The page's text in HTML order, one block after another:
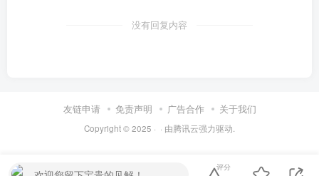
没有回复内容
友链申请 免责声明 广告合作 关于我们
Copyright © 2025 · · 由腾讯云强力驱动.
评分